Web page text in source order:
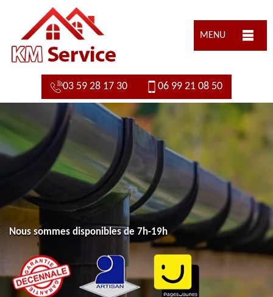
MENU
03 59 28 17 30 06 99 21 08 50
Nous sommes disponibles de 7h-19h